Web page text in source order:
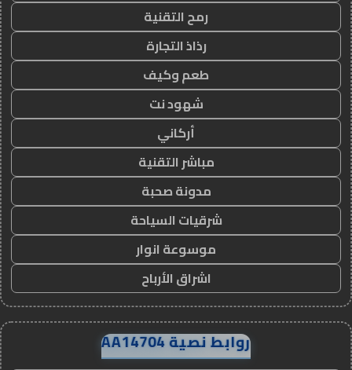
رمح التقنية
رذاذ التجارة
طعم وكيف
شهود نت
أركاني
مباشر التقنية
مدونة صحبة
شرقيات السياحة
موسوعة انوار
اشراق الأرباح
روابط نصية AA14704